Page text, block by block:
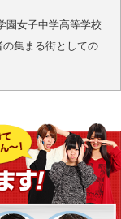
園女子中学高等学校
集まる街としての